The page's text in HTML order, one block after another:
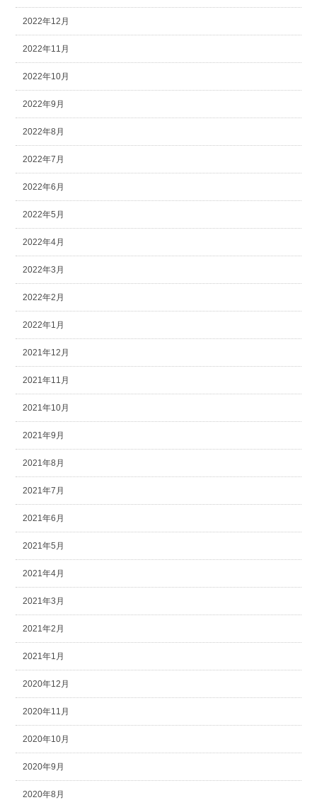
2022年12月
2022年11月
2022年10月
2022年9月
2022年8月
2022年7月
2022年6月
2022年5月
2022年4月
2022年3月
2022年2月
2022年1月
2021年12月
2021年11月
2021年10月
2021年9月
2021年8月
2021年7月
2021年6月
2021年5月
2021年4月
2021年3月
2021年2月
2021年1月
2020年12月
2020年11月
2020年10月
2020年9月
2020年8月